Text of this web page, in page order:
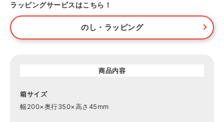
ラッピングサービスはこちら！
のし・ラッピング
商品内容
箱サイズ
幅200×奥行350×高さ45mm